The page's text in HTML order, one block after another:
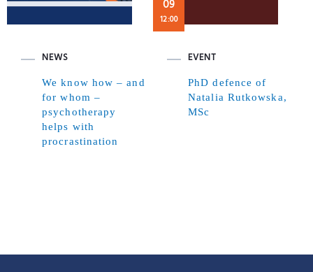
NEWS
We know how – and
for whom –
psychotherapy
helps with
procrastination
09
12:00
EVENT
PhD defence of
Natalia Rutkowska,
MSc